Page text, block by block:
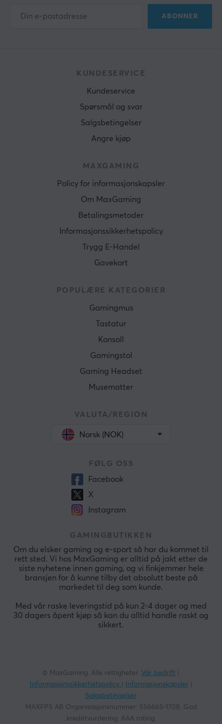
ABONNER
KUNDESERVICE
Kundeservice
Spørsmål og svar
Salgsbetingelser
Angre kjøp
MAXGAMING
Policy for informasjonskapsler
Om MaxGaming
Betalingsmetoder
Informasjonssikkerhetspolicy
Trygg E-Handel
Gavekort
POPULÆRE KATEGORIER
Gamingmus
Tastatur
Konsoll
Gamingstol
Gaming Headset
Musematter
VALUTA/REGION
Norsk (NOK)
FØLG OSS
Facebook
X
Instagram
GAMINGBUTIKKEN
Om du elsker gaming og e-sport så har du kommet til
rett sted. Vi hos MaxGaming er alltid på jakt etter de
siste nyhetene innen gaming, og vi finkjemmer hele
bransjen for å kunne tilby det absolutt beste på
markedet til deg som kunde.
Med vår raske leveringstid på kun 2-4 dager og med
30 dagers åpent kjøp så kan du alltid handle raskt og
sikkert.
© MaxGaming. Alle rettigheter. Vår bedrift
Informasjonssikkerhetspolicy
Informasjonskapsler
Salgsbetingelser
MAXFPS AB Organisasjonsnummer: 556665-1708. God
kredittvurdering. AAA rating.